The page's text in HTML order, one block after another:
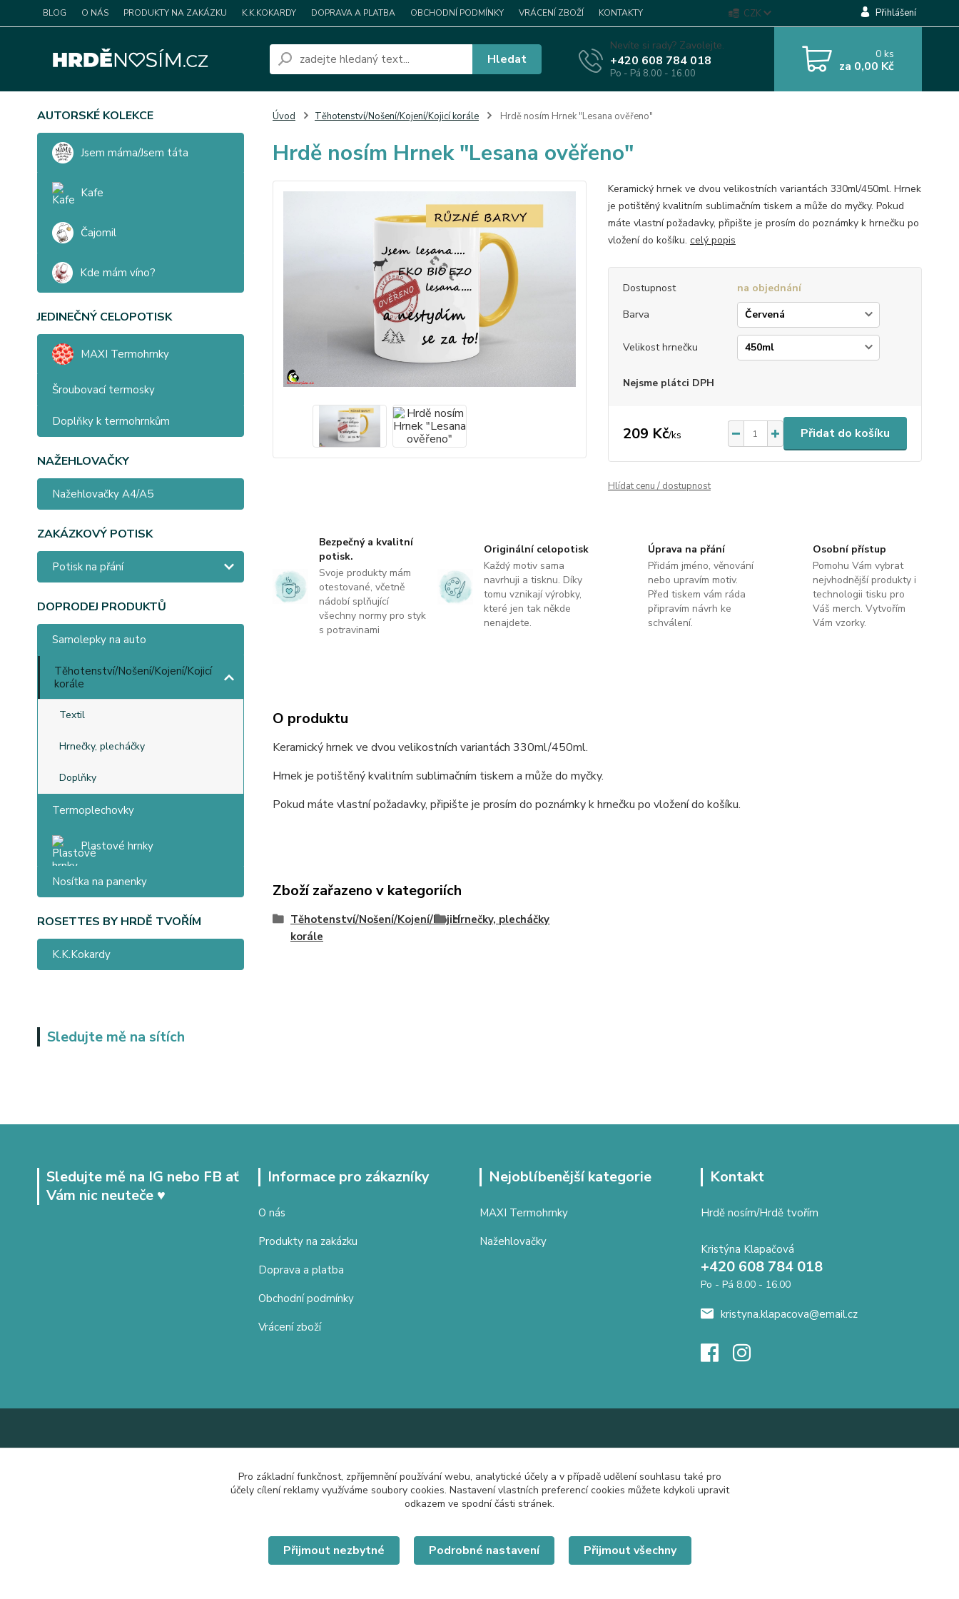
BLOG O NÁS PRODUKTY NA ZAKÁZKU K.K.KOKARDY DOPRAVA A PLATBA OBCHODNÍ PODMÍNKY VRÁCENÍ ZBOŽÍ KONTAKTY CZK Přihlášení
Hledat
Nevíte si rady? Zavolejte.
+420 608 784 018
Po - Pá 8.00 - 16.00
0ks
za 0,00 Kč
AUTORSKÉ KOLEKCE
Jsem máma/Jsem táta
Kafe
Čajomil
Kde mám víno?
JEDINEČNÝ CELOPOTISK
MAXI Termohrnky
Šroubovací termosky
Doplňky k termohrnkům
NAŽEHLOVAČKY
Nažehlovačky A4/A5
ZAKÁZKOVÝ POTISK
Potisk na přání
DOPRODEJ PRODUKTŮ
Samolepky na auto
Těhotenství/Nošení/Kojení/Kojicí
korále
Textil
Hrnečky, plecháčky
Doplňky
Termoplechovky
Plastové hrnky
Nosítka na panenky
ROSETTES BY HRDĚ TVOŘÍM
K.K.Kokardy
Sledujte mě na sítích
Úvod Těhotenství/Nošení/Kojení/Kojicí korále Hrdě nosím Hrnek "Lesana ověřeno"
Hrdě nosím Hrnek "Lesana ověřeno"
Keramický hrnek ve dvou velikostních variantách 330ml/450ml. Hrnek
je potištěný kvalitním sublimačním tiskem a může do myčky. Pokud
máte vlastní požadavky, připište je prosím do poznámky k hrnečku po
vložení do košíku. celý popis
Dostupnost
na objednání
Barva
Velikost hrnečku
Nejsme plátci DPH
209 Kč/ks Přidat do košíku
Hlídat cenu / dostupnost
Bezpečný a kvalitní
potisk.
Svoje produkty mám
otestované, včetně
nádobí splňující
všechny normy pro styk
s potravinami
Originální celopotisk
Každý motiv sama
navrhuji a tisknu. Díky
tomu vznikají výrobky,
které jen tak někde
nenajdete.
Úprava na přání
Přidám jméno, věnování
nebo upravím motiv.
Před tiskem vám ráda
připravím návrh ke
schválení.
Osobní přístup
Pomohu Vám vybrat
nejvhodnější produkty i
technologii tisku pro
Váš merch. Vytvořím
Vám vzorky.
O produktu
Keramický hrnek ve dvou velikostních variantách 330ml/450ml.
Hrnek je potištěný kvalitním sublimačním tiskem a může do myčky.
Pokud máte vlastní požadavky, připište je prosím do poznámky k hrnečku po vložení do košíku.
Zboží zařazeno v kategoriích
Těhotenství/Nošení/Kojení/Kojicí
korále
Hrnečky, plecháčky
Sledujte mě na IG nebo FB ať
Vám nic neuteče ♥
Informace pro zákazníky
O nás
Produkty na zakázku
Doprava a platba
Obchodní podmínky
Vrácení zboží
Nejoblíbenější kategorie
MAXI Termohrnky
Nažehlovačky
Kontakt
Hrdě nosím/Hrdě tvořím
Kristýna Klapačová
+420 608 784 018
Po - Pá 8.00 - 16.00
kristyna.klapacova@email.cz
Pro základní funkčnost, zpříjemnění používání webu, analytické účely a v případě udělení souhlasu také pro
účely cílení reklamy využíváme soubory cookies. Nastavení vlastních preferencí cookies můžete kdykoli upravit
odkazem ve spodní části stránek.
Přijmout nezbytné Podrobné nastavení Přijmout všechny